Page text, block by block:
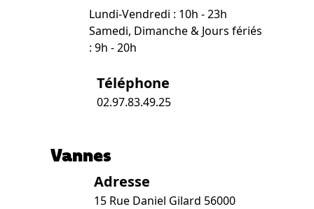
Lundi-Vendredi : 10h - 23h
Samedi, Dimanche & Jours fériés
: 9h - 20h
Téléphone
02.97.83.49.25
Vannes
Adresse
15 Rue Daniel Gilard 56000